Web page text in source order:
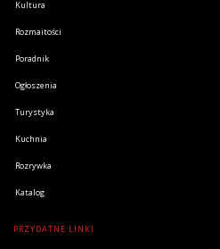
Kultura
Rozmaitości
Poradnik
Ogłoszenia
Turystyka
Kuchnia
Rozrywka
Katalog
PRZYDATNE LINKI